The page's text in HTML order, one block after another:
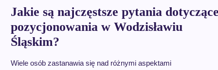
Jakie są najczęstsze pytania
pozycjonowania w Wodzisławiu
Śląskim?
Wiele osób zastanawia się nad różnymi aspektami